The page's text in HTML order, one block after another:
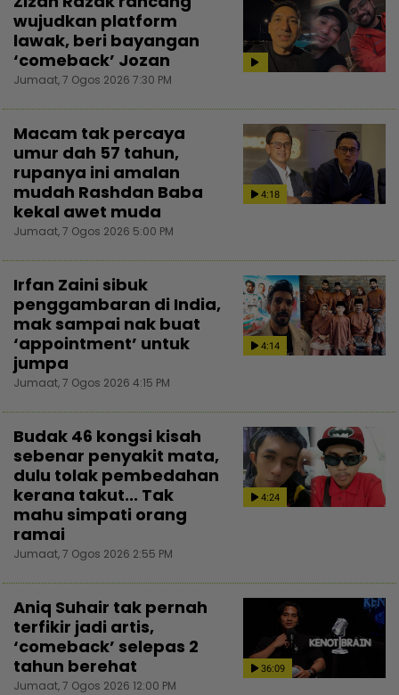
wujudkan platform
lawak, beri bayangan
‘comeback’ Jozan
Jumaat, 7 Ogos 2026 7:30 PM
4:18
Macam tak percaya
umur dah 57 tahun,
rupanya ini amalan
mudah Rashdan Baba
kekal awet muda
Jumaat, 7 Ogos 2026 5:00 PM
4:14
Irfan Zaini sibuk
penggambaran di India,
mak sampai nak buat
‘appointment’ untuk
jumpa
Jumaat, 7 Ogos 2026 4:15 PM
4:24
Budak 46 kongsi kisah
sebenar penyakit mata,
dulu tolak pembedahan
kerana takut... Tak
mahu simpati orang
ramai
Jumaat, 7 Ogos 2026 2:55 PM
36:09
Aniq Suhair tak pernah
terfikir jadi artis,
‘comeback’ selepas 2
tahun berehat
Jumaat, 7 Ogos 2026 12:00 PM